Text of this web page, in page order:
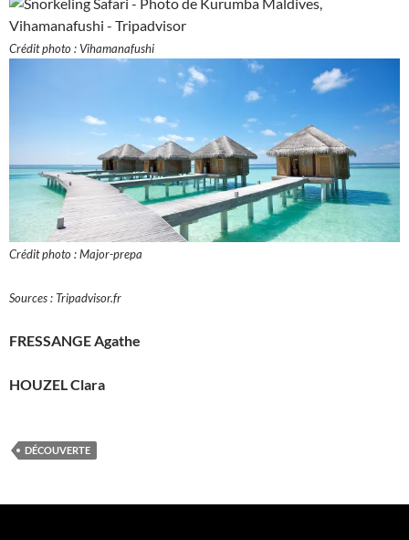
Crédit photo : Vihamanafushi
Crédit photo : Major-prepa
Sources : Tripadvisor.fr
FRESSANGE Agathe
HOUZEL Clara
DÉCOUVERTE